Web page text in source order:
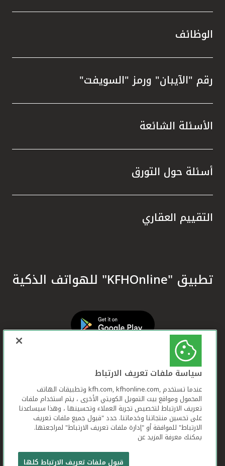
الوظائف
رقم "الآيبان" ورمز "السويفت"
الأسئلة الشائعة
أسئلة حول التورق
التقييم العقاري
تطبيق "KFHOnline" للهواتف الذكية
بيت التمويل الكويتي جميع الحقوق محفوظة © 2026
سياسة ملفات تعريف الارتباط
عندما تستخدم ,kfh.com, kfhonline.com وتطبيقات الهاتف
المحمول ومواقع بيت التمويل الكويتي الأخرى ، يتم استخدام ملفات
تعريف الارتباط لتخصيص تجربة العملاء وتحسينها ، وهذا سيساعدنا
على تحسين منتجاتنا وخدماتنا. حدد "قبول جميع ملفات تعريف
الارتباط" للموافقة أو "إدارة ملفات تعريف الارتباط" لمراجعتها.
يمكنك معرفة المزيد عن
قبول ملفات تعريف الارتباط كلها